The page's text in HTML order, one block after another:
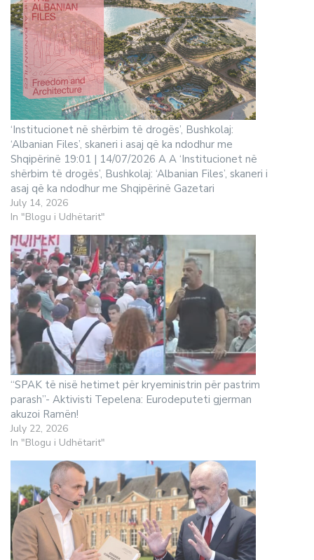
‘Institucionet në shërbim të drogës’, Bushkolaj:
‘Albanian Files’, skaneri i asaj që ka ndodhur me
Shqipërinë 19:01 | 14/07/2026 A A ‘Institucionet në
shërbim të drogës’, Bushkolaj: ‘Albanian Files’, skaneri i
asaj që ka ndodhur me Shqipërinë Gazetari
July 14, 2026
In "Blogu i Udhëtarit"
“SPAK të nisë hetimet për kryeministrin për pastrim
parash”- Aktivisti Tepelena: Eurodeputeti gjerman
akuzoi Ramën!
July 22, 2026
In "Blogu i Udhëtarit"